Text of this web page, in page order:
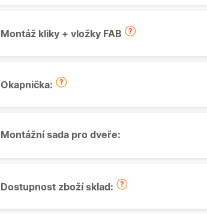
Montáž kliky + vložky FAB
Okapnička:
Montážní sada pro dveře:
Dostupnost zboží sklad: